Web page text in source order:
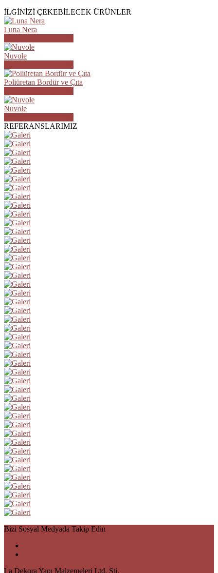
İLGİNİZİ ÇEKEBİLECEK ÜRÜNLER
Luna Nera
Nuvole
Poliüretan Bordür ve Çıta
Nuvole
REFERANSLARIMIZ
Bizi Sosyal Medyada Takip Edin
La Dekora Yapı Malzemeleri Ltd. Şti.